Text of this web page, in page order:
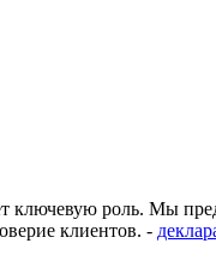
ключевую роль. Мы
клиентов. -